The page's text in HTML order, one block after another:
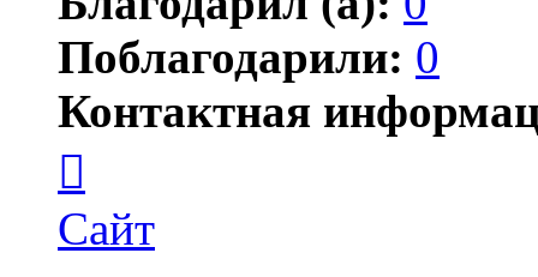
Поблагодарили: 0
Контактная
пользователя
Jonwai
Сайт